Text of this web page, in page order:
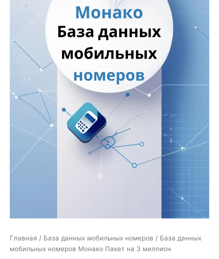
Главная / База данных мобильных номеров / База данных
мобильных номеров Монако Пакет на 3 миллион